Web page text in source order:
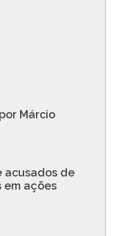
Márcio
acusados de
em ações